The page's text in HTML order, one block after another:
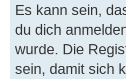
Es kann sein,
du dich
wurde. Die
sein, damit sich